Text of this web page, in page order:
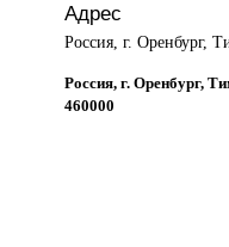
Адрес
Россия, г. Оренбург,
Россия, г. Оренбург,
460000